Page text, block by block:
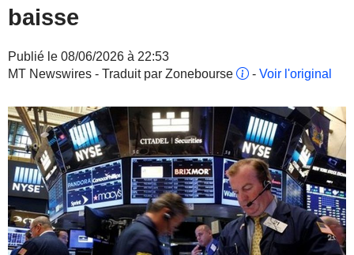
baisse
Publié le 08/06/2026 à 22:53
MT Newswires - Traduit par Zonebourse
- Voir l'original